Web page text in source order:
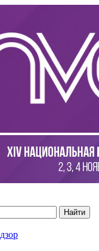
Найти